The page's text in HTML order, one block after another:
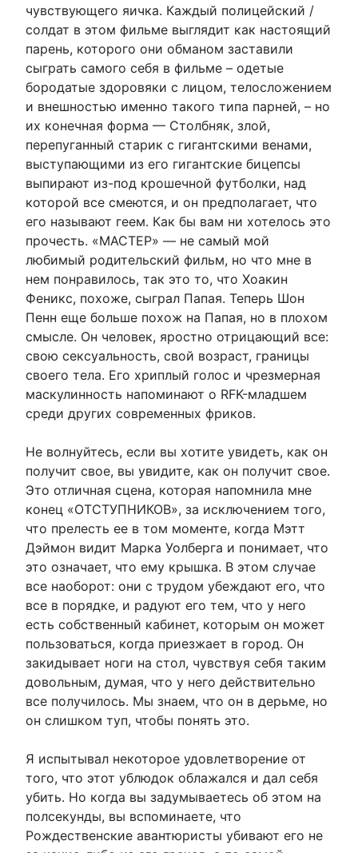
чувствующего яичка. Каждый полицейский /
солдат в этом фильме выглядит как настоящий
парень, которого они обманом заставили
сыграть самого себя в фильме – одетые
бородатые здоровяки с лицом, телосложением
и внешностью именно такого типа парней, – но
их конечная форма — Столбняк, злой,
перепуганный старик с гигантскими венами,
выступающими из его гигантские бицепсы
выпирают из-под крошечной футболки, над
которой все смеются, и он предполагает, что
его называют геем. Как бы вам ни хотелось это
прочесть. «МАСТЕР» — не самый мой
любимый родительский фильм, но что мне в
нем понравилось, так это то, что Хоакин
Феникс, похоже, сыграл Папая. Теперь Шон
Пенн еще больше похож на Папая, но в плохом
смысле. Он человек, яростно отрицающий все:
свою сексуальность, свой возраст, границы
своего тела. Его хриплый голос и чрезмерная
маскулинность напоминают о RFK-младшем
среди других современных фриков.
Не волнуйтесь, если вы хотите увидеть, как он
получит свое, вы увидите, как он получит свое.
Это отличная сцена, которая напомнила мне
конец «ОТСТУПНИКОВ», за исключением того,
что прелесть ее в том моменте, когда Мэтт
Дэймон видит Марка Уолберга и понимает, что
это означает, что ему крышка. В этом случае
все наоборот: они с трудом убеждают его, что
все в порядке, и радуют его тем, что у него
есть собственный кабинет, которым он может
пользоваться, когда приезжает в город. Он
закидывает ноги на стол, чувствуя себя таким
довольным, думая, что у него действительно
все получилось. Мы знаем, что он в дерьме, но
он слишком туп, чтобы понять это.
Я испытывал некоторое удовлетворение от
того, что этот ублюдок облажался и дал себя
убить. Но когда вы задумываетесь об этом на
полсекунды, вы вспоминаете, что
Рождественские авантюристы убивают его не